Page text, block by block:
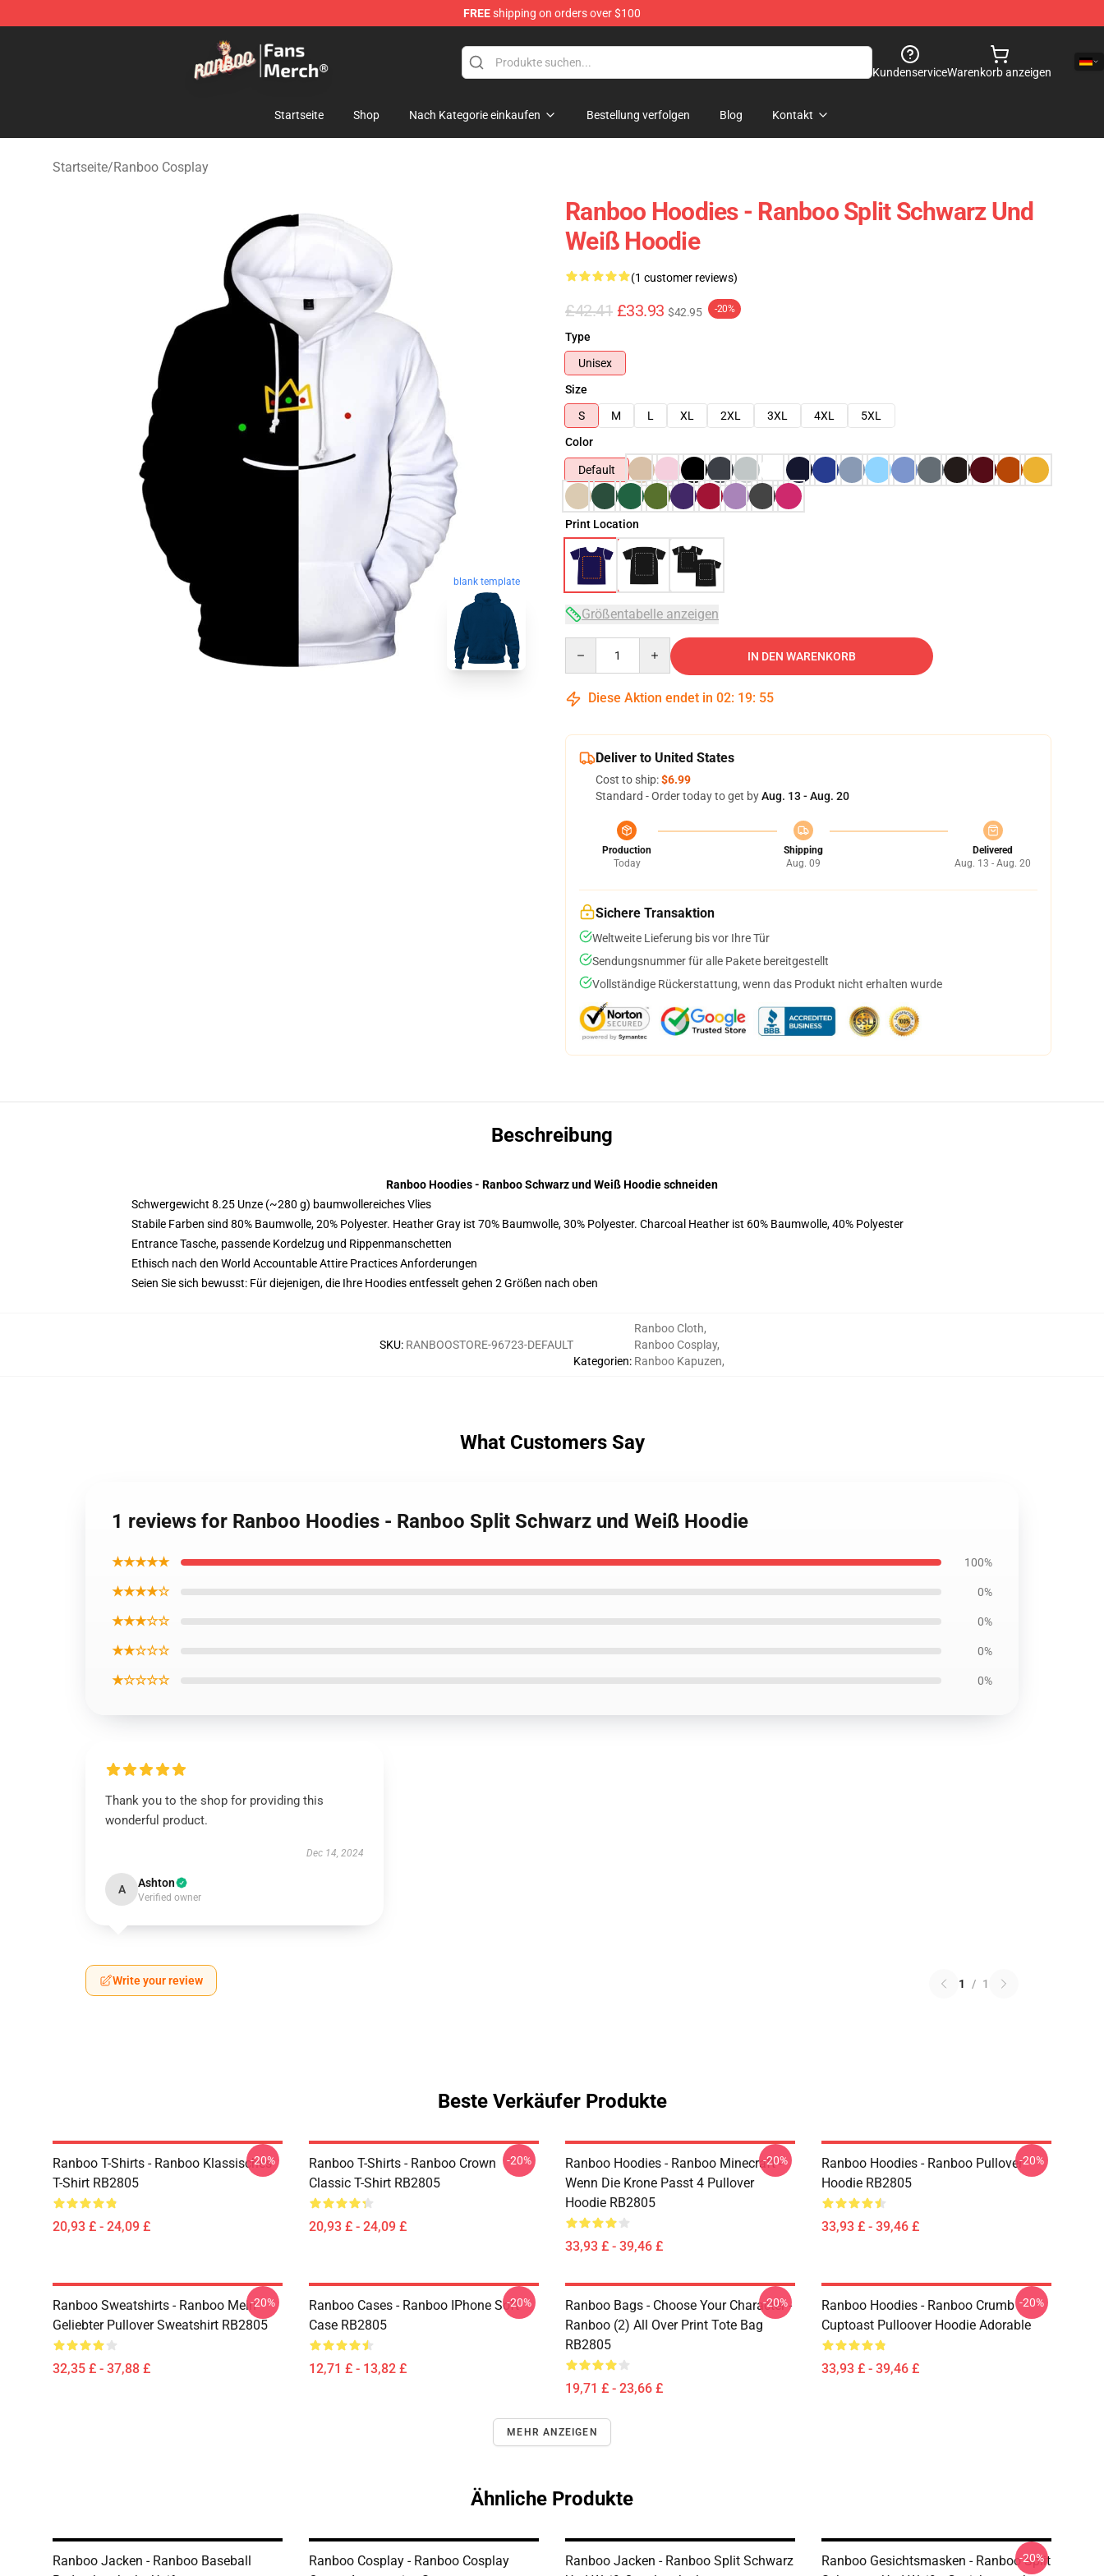
FREEshipping on orders over $100
Ranboo Store - Official Ranboo Merchandise Shop
KundenserviceWarenkorb anzeigen
Startseite Shop Nach Kategorie einkaufen Bestellung verfolgen Blog Kontakt
Startseite/Ranboo Cosplay
blank template
Ranboo Hoodies - Ranboo Split Schwarz Und
Weiß Hoodie
(1 customer reviews)
£42.41 £33.93 $42.95 -20%
Type
Unisex
Size
S
M L XL 2XL 3XL 4XL
5XL
Color
Default
Print Location
Größentabelle anzeigen
IN DEN WARENKORB
Diese Aktion endet in 02: 19: 54
Deliver to United States
Cost to ship:$6.99
Standard - Order today to get byAug. 13 - Aug. 20
Production
Today
Shipping
Aug. 09
Delivered
Aug. 13 - Aug. 20
Sichere Transaktion
Weltweite Lieferung bis vor Ihre Tür
Sendungsnummer für alle Pakete bereitgestellt
Vollständige Rückerstattung, wenn das Produkt nicht erhalten wurde
Beschreibung
Ranboo Hoodies - Ranboo Schwarz und Weiß Hoodie schneiden
Schwergewicht 8.25 Unze (~280 g) baumwollereiches Vlies
Stabile Farben sind 80% Baumwolle, 20% Polyester. Heather Gray ist 70% Baumwolle, 30% Polyester. Charcoal Heather ist 60% Baumwolle, 40% Polyester
Entrance Tasche, passende Kordelzug und Rippenmanschetten
Ethisch nach den World Accountable Attire Practices Anforderungen
Seien Sie sich bewusst: Für diejenigen, die Ihre Hoodies entfesselt gehen 2 Größen nach oben
SKU: RANBOOSTORE-96723-DEFAULT
Kategorien:
Ranboo Cloth,
Ranboo Cosplay,
Ranboo Kapuzen,
What Customers Say
1 reviews for Ranboo Hoodies - Ranboo Split Schwarz und Weiß Hoodie
★★★★★ 100%
★★★★☆ 0%
★★★☆☆ 0%
★★☆☆☆ 0%
★☆☆☆☆ 0%
Thank you to the shop for providing this
wonderful product.
Dec 14, 2024
A Ashton
Verified owner
Write your review 1 / 1
Beste Verkäufer Produkte
Ranboo T-Shirts - Ranboo Klassisches
T-Shirt RB2805
20,93 £ - 24,09 £
-20%
Ranboo T-Shirts - Ranboo Crown
Classic T-Shirt RB2805
20,93 £ - 24,09 £
-20%
Ranboo Hoodies - Ranboo Minecraft -
Wenn Die Krone Passt 4 Pullover
Hoodie RB2805
33,93 £ - 39,46 £
-20%
Ranboo Hoodies - Ranboo Pullover
Hoodie RB2805
33,93 £ - 39,46 £
-20%
Ranboo Sweatshirts - Ranboo Mein
Geliebter Pullover Sweatshirt RB2805
32,35 £ - 37,88 £
-20%
Ranboo Cases - Ranboo IPhone Soft
Case RB2805
12,71 £ - 13,82 £
-20%
Ranboo Bags - Choose Your Character -
Ranboo (2) All Over Print Tote Bag
RB2805
19,71 £ - 23,66 £
-20%
Ranboo Hoodies - Ranboo Crumb
Cuptoast Pulloover Hoodie Adorable
33,93 £ - 39,46 £
-20%
MEHR ANZEIGEN
Ähnliche Produkte
Ranboo Jacken - Ranboo Baseball
Ranboo Cosplay - Ranboo Cosplay
Ranboo Jacken - Ranboo Split Schwarz
Ranboo Gesichtsmasken - Ranboo Split
-20%